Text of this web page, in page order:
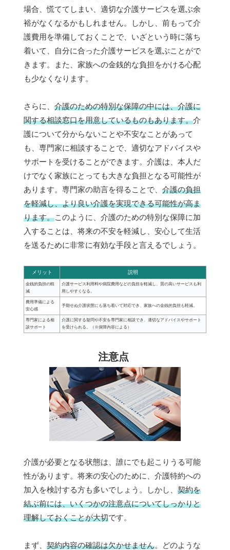
場合、慌ててしまい、適切な介護サービスを選ぶ余
裕がなくなるかもしれません。しかし、前もって介
護費用を準備しておくことで、いざという時に落ち
着いて、自分に合った介護サービスを選ぶことがで
きます。また、家族への金銭的な負担をかける心配
も少なくなります。
さらに、 介護のための特別な保障の中には、介護に
関する相談窓口を用意しているものもあります。介
護について分からないことや不安なことがあって
も、専門家に相談することで、適切なアドバイスや
サポートを受けることができます。介護は、本人だ
けでなく家族にとっても大きな負担となる可能性が
あります。専門家の助言を得ることで、 介護の負担
を軽減し、より良い介護を実現できる可能性が高ま
ります。このように、介護のための特別な保障に加
入することは、将来の不安を軽減し、安心して生活
を送るために非常に有効な手段と言えるでしょう。
メリット 説明
金銭的負担の軽
減
介護サービス利用料や病院費用などの負担を軽減し、質の高いサービスも利
用しやすくなる。
費用準備による
安心感
予期せぬ介護状態にも落ち着いて対応でき、家族への金銭的負担も軽減。
専門家による相
談サポート
介護に関する疑問や不安を専門家に相談でき、適切なアドバイスやサポート
を受けられる。（※保障内容による）
注意点
介護が必要となる状態は、誰にでも起こりうる可能
性があります。将来の安心のために、介護特約への
加入を検討する方も多いでしょう。しかし、 契約を
結ぶ前には、いくつかの注意点についてしっかりと
理解しておくことが大切です。
まず、 契約内容の確認は欠かせません。どのような